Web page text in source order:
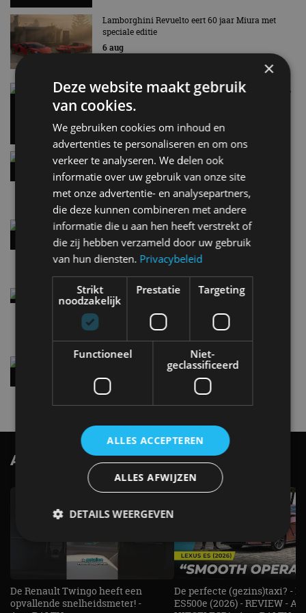
Lamborghini Revuelto eert 60 jaar Miura met
speciale editie
6 aug
Carbon fibre op je laadkabel: nergens voor nodig,
en precies daarom geweldig
Hennessey Blackbird krijgt atmosferische V8 en
handbak: soms is eenvoud leuker
5 aug
Audi A2 e-Tron mikt op verbruik van 12,8 kWh
per 100 kilometer
Elektrische Geely E2 (tijdelijk) net zo goedkoop
als een Renault Twingo
Vernieuwde Hyundai Ioniq 6 rijdt tot 680
kilometer en wordt goedkoper
4 aug
AutoRAI.nl TV SUBSCRIBE
De Renault Twingo heeft een
opvallende snelheidsmeter! -
De perfecte (gezins)taxi? -
ES500e (2026) - REVIEW -
×
Deze website maakt gebruik
van cookies.
We gebruiken cookies om inhoud en
advertenties te personaliseren en om ons
verkeer te analyseren. We delen ook
informatie over uw gebruik van onze site
met onze advertentie- en analysepartners,
die deze kunnen combineren met andere
informatie die u aan hen heeft verstrekt of
die zij hebben verzameld door uw gebruik
van hun diensten. Privacybeleid
Strikt
noodzakelijk
Prestatie Targeting
Functioneel
Niet-
geclassificeerd
ALLES ACCEPTEREN
ALLES AFWIJZEN
DETAILS WEERGEVEN
Strikt noodzakelijk Prestatie
Targeting
Functioneel
Niet-geclassificeerd